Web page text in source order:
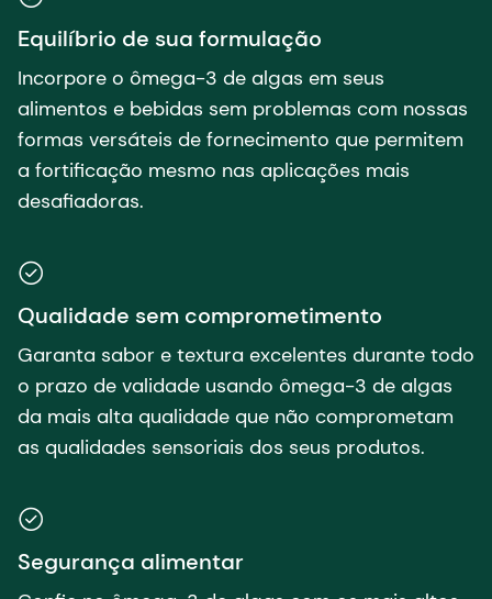
Equilíbrio de sua formulação
Incorpore o ômega-3 de algas em seus
alimentos e bebidas sem problemas com nossas
formas versáteis de fornecimento que permitem
a fortificação mesmo nas aplicações mais
desafiadoras.
Qualidade sem comprometimento
Garanta sabor e textura excelentes durante todo
o prazo de validade usando ômega-3 de algas
da mais alta qualidade que não comprometam
as qualidades sensoriais dos seus produtos.
Segurança alimentar